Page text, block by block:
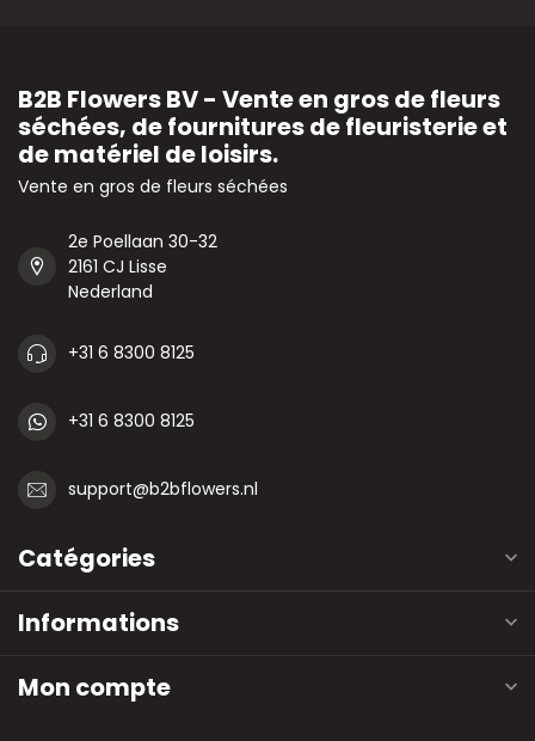
B2B Flowers BV - Vente en gros de fleurs
séchées, de fournitures de fleuristerie et
de matériel de loisirs.
Vente en gros de fleurs séchées
2e Poellaan 30-32
2161 CJ Lisse
Nederland
+31 6 8300 8125
+31 6 8300 8125
support@b2bflowers.nl
Catégories
Informations
Mon compte